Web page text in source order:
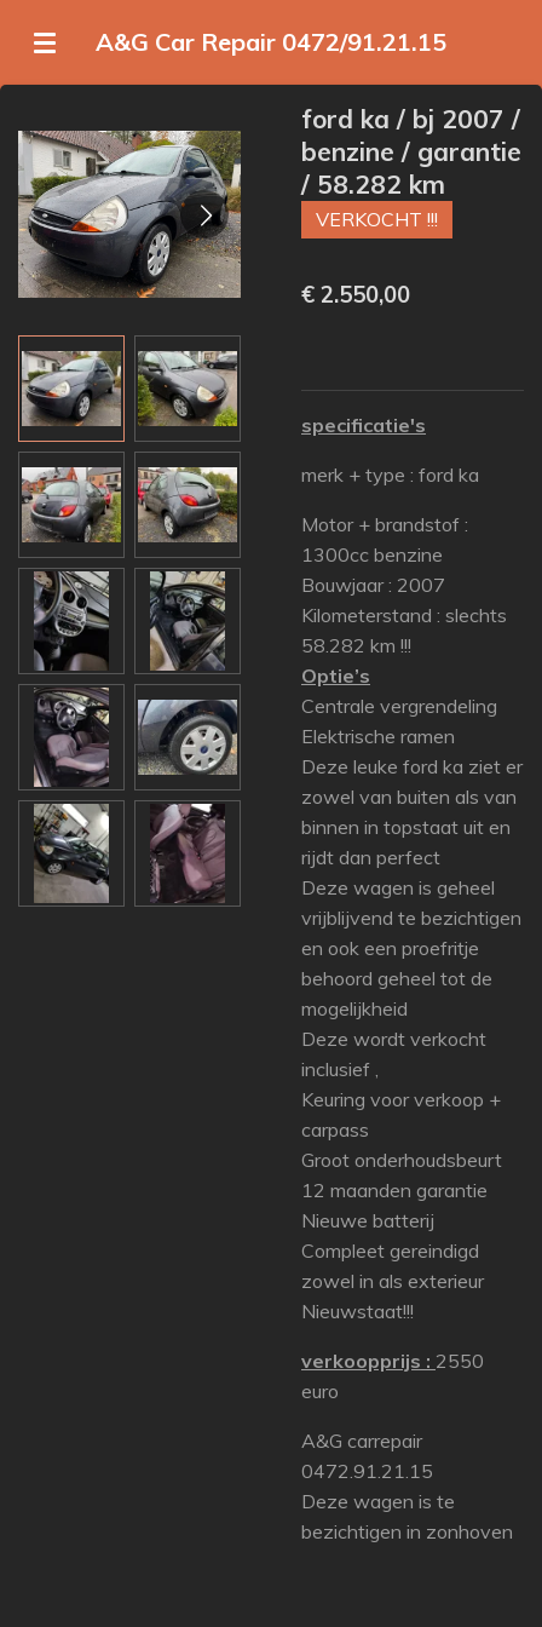
direct
naar
hoofdinhoud
A&G Car Repair 0472/91.21.15
ford ka / bj 2007 /
benzine / garantie
/ 58.282 km
VERKOCHT !!!
€ 2.550,00
specificatie's
merk + type : ford ka
Motor + brandstof :
1300cc benzine
Bouwjaar : 2007
Kilometerstand : slechts
58.282 km !!!
Optie’s
Centrale vergrendeling
Elektrische ramen
Deze leuke ford ka ziet er
zowel van buiten als van
binnen in topstaat uit en
rijdt dan perfect
Deze wagen is geheel
vrijblijvend te bezichtigen
en ook een proefritje
behoord geheel tot de
mogelijkheid
Deze wordt verkocht
inclusief ,
Keuring voor verkoop +
carpass
Groot onderhoudsbeurt
12 maanden garantie
Nieuwe batterij
Compleet gereindigd
zowel in als exterieur
Nieuwstaat!!!
verkoopprijs : 2550
euro
A&G carrepair
0472.91.21.15
Deze wagen is te
bezichtigen in zonhoven